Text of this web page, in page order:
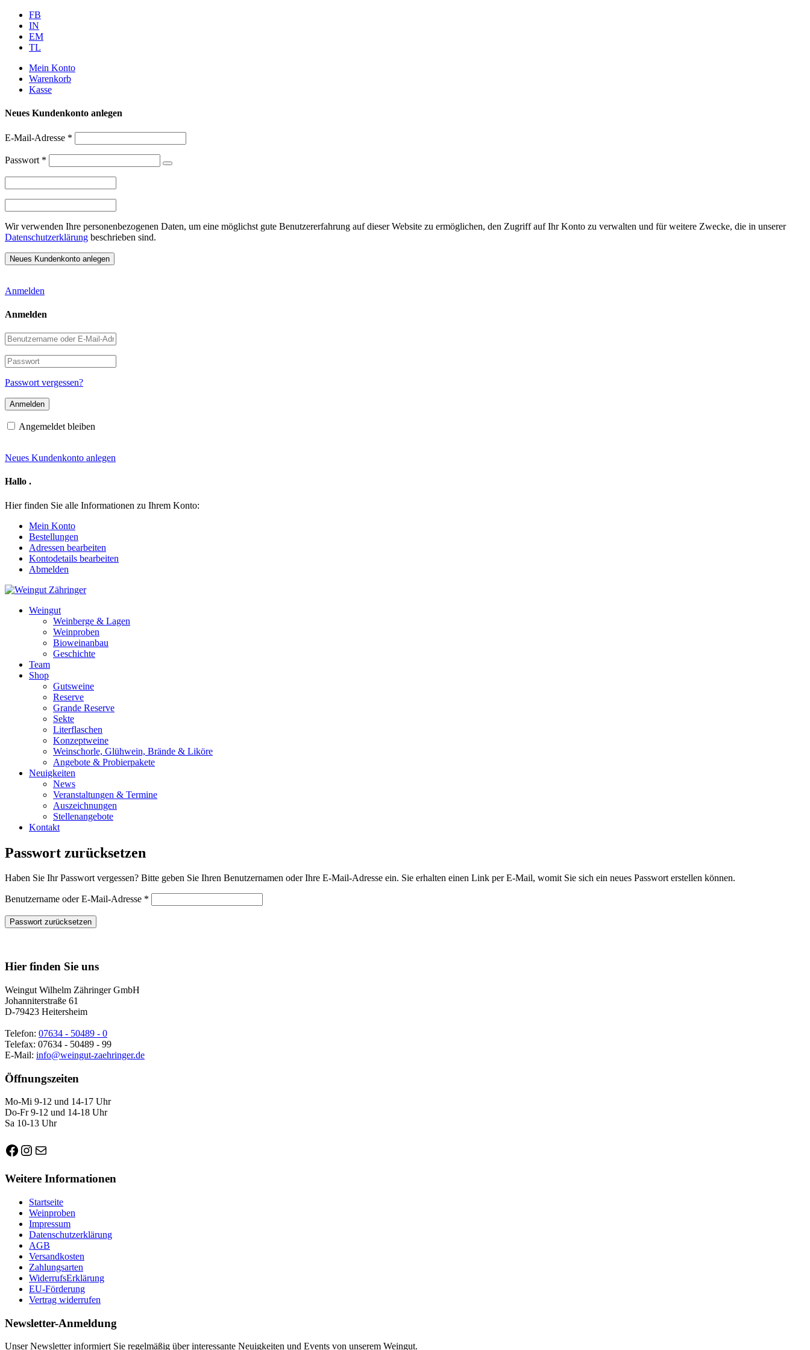
Weiter
zum
Inhalt
FB
IN
EM
TL
Mein Konto
Warenkorb
Kasse
Neues Kundenkonto anlegen
E-Mail-Adresse *
Passwort *
Wir verwenden Ihre personenbezogenen Daten, um eine möglichst gute Benutzererfahrung auf dieser Website zu ermöglichen, den Zugriff auf Ihr Konto zu verwalten und für weitere Zwecke, die in unserer
Datenschutzerklärung beschrieben sind.
Anmelden
Anmelden
Benutzername
oder
E-
Mail-
Adresse
Passwort
Passwort vergessen?
Angemeldet bleiben
Neues Kundenkonto anlegen
Hallo .
Hier finden Sie alle Informationen zu Ihrem Konto:
Mein Konto
Bestellungen
Adressen bearbeiten
Kontodetails bearbeiten
Abmelden
Weingut
Weinberge & Lagen
Weinproben
Bioweinanbau
Geschichte
Team
Shop
Gutsweine
Reserve
Grande Reserve
Sekte
Literflaschen
Konzeptweine
Weinschorle, Glühwein, Brände & Liköre
Angebote & Probierpakete
Neuigkeiten
News
Veranstaltungen & Termine
Auszeichnungen
Stellenangebote
Kontakt
Passwort zurücksetzen
Haben Sie Ihr Passwort vergessen? Bitte geben Sie Ihren Benutzernamen oder Ihre E-Mail-Adresse ein. Sie erhalten einen Link per E-Mail, womit Sie sich ein neues Passwort erstellen können.
Benutzername oder E-Mail-Adresse *
Passwort zurücksetzen
oben
Hier finden Sie uns
Weingut Wilhelm Zähringer GmbH
Johanniterstraße 61
D-79423 Heitersheim
Telefon: 07634 - 50489 - 0
Telefax: 07634 - 50489 - 99
E-Mail: info@weingut-zaehringer.de
Öffnungszeiten
Mo-Mi 9-12 und 14-17 Uhr
Do-Fr 9-12 und 14-18 Uhr
Sa 10-13 Uhr
Facebook
Instagram
E-Mail
Weitere Informationen
Startseite
Weinproben
Impressum
Datenschutzerklärung
AGB
Versandkosten
Zahlungsarten
WiderrufsErklärung
EU-Förderung
Vertrag widerrufen
Newsletter-Anmeldung
Unser Newsletter informiert Sie regelmäßig über interessante Neuigkeiten und Events von unserem Weingut.